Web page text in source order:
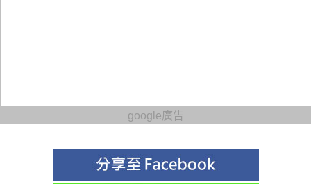
google廣告